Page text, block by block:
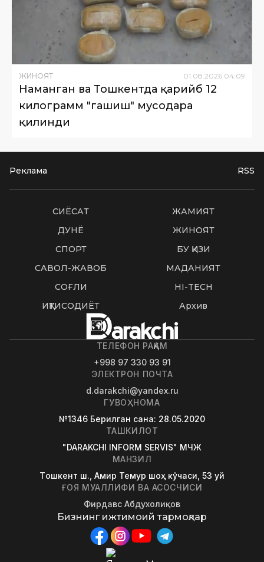
ЖИНОЯТ 01 08 2026 04:09
Наманган ва Тошкентда қарийб 12
килограмм "гашиш" мусодара
қилинди
Реклама RSS
СИËСАТ
ЖАМИЯТ
ДУНË
ЖИНОЯТ
СПОРТ
БУ ҚИЗИҚ
САВОЛ-ЖАВОБ
МАДАНИЯТ
СОҒЛИҚ
HI-TECH
ИҚТИСОДИЁТ
Архив
ТЕЛЕФОН РАҚАМ
+998 97 330 93 91
ЭЛЕКТРОН ПОЧТА
d.darakchi@yandex.ru
ГУВОҲНОМА
№1346 Берилган сана: 28.05.2020
ТАШКИЛОТ
"DARAKCHI INFORM SERVIS" МЧЖ
МАНЗИЛ
Tошкент ш., Амир Темур шоҳ кўчаси, 53 уй
ҒОЯ МУАЛЛИФИ ВА АСОСЧИСИ
Фирдавс Абдухолиқов
Бизнинг ижтимоий тармоқлар